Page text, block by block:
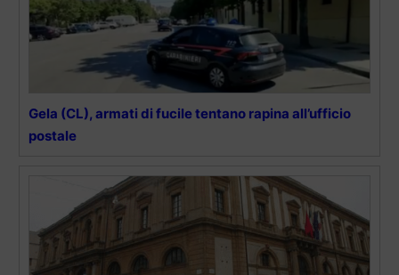
Gela (CL), armati di fucile tentano rapina all’ufficio
postale